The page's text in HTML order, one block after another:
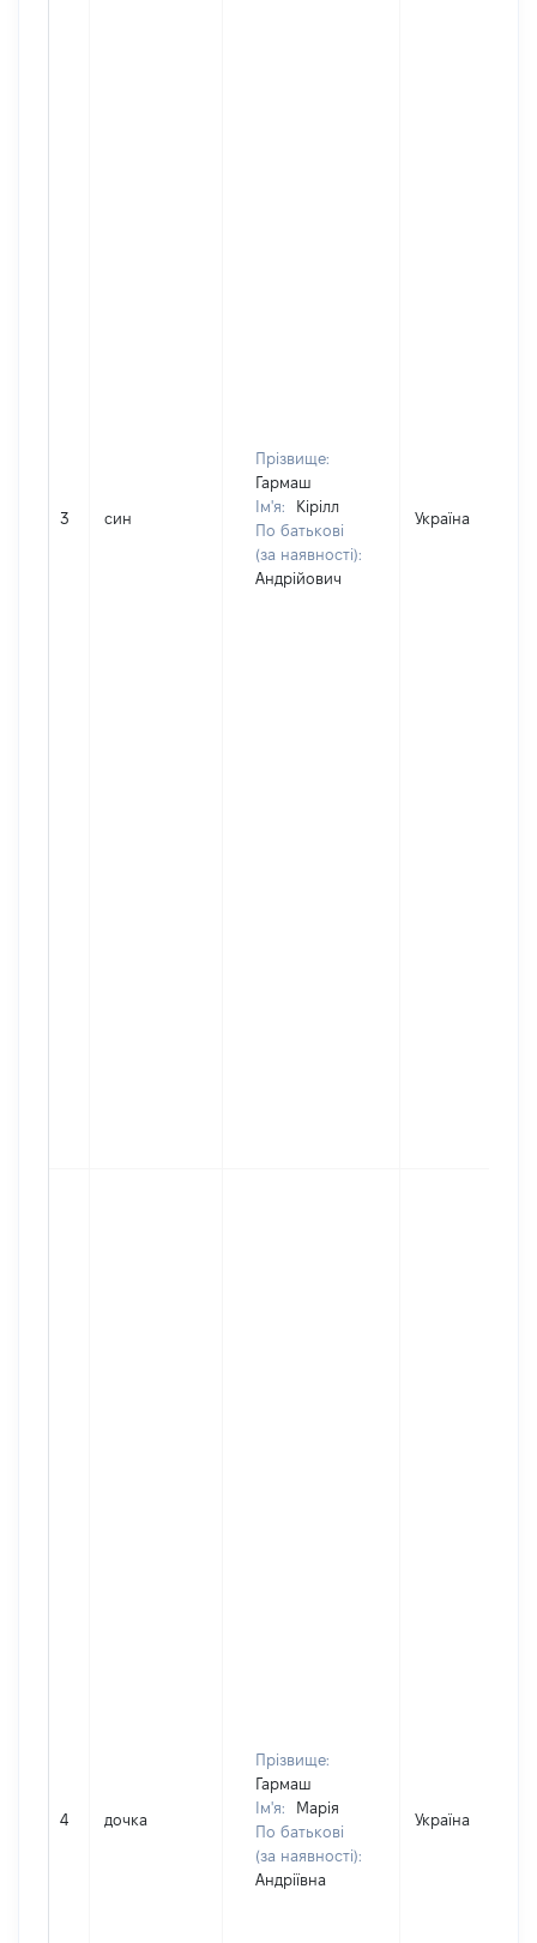
3 син
Прізвище:
Гармаш
Ім'я:
Кірілл
По батькові
(за наявності):
Андрійович
Україна
4 дочка
Прізвище:
Гармаш
Ім'я:
Марія
По батькові
(за наявності):
Андріївна
Україна